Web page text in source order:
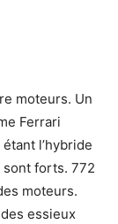
moteurs. Un
Ferrari
l’hybride
forts. 772
moteurs.
essieux